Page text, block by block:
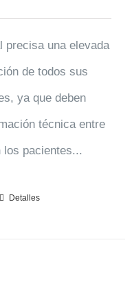
precisa una elevada
de todos sus
ya que deben
técnica entre
los pacientes...
Detalles